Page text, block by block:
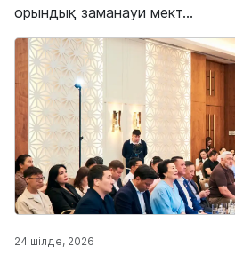
орындық заманауи мект...
24 шілде, 2026